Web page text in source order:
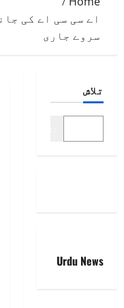
اے سی سی اے کی
سروے جاری
تلاش
Urdu News